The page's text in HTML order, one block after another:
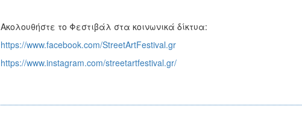
Ακολουθήστε το Φεστιβάλ στα κοινωνικά δίκτυα:
https://www.facebook.com/StreetArtFestival.gr
https://www.instagram.com/streetartfestival.gr/